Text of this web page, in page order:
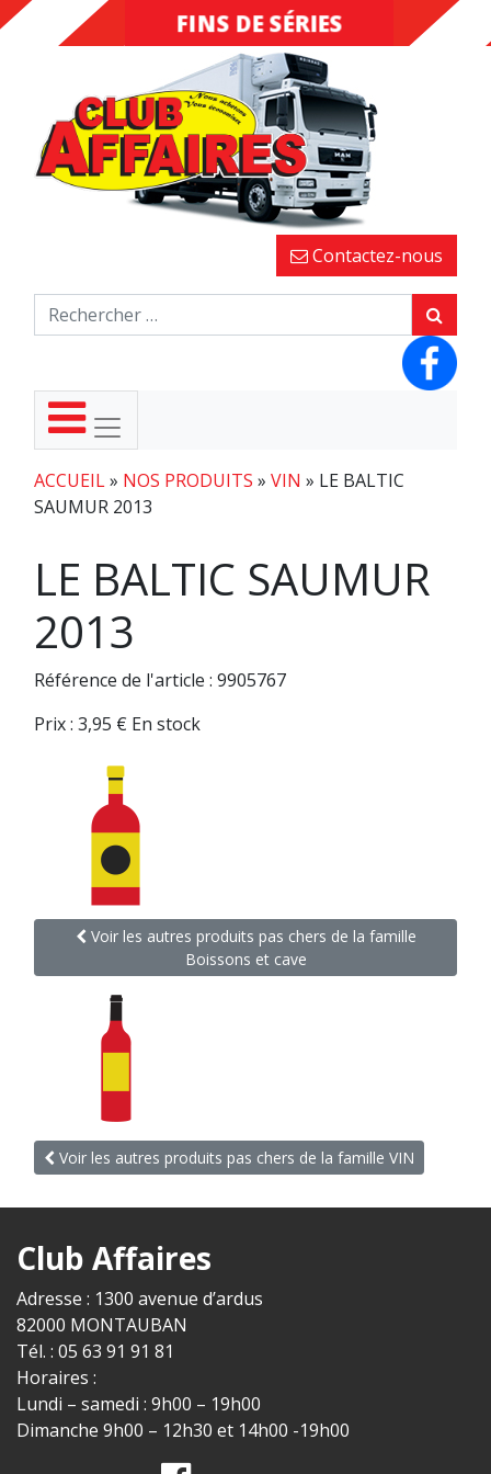
DESTOCKAGE
FINS DE SÉRIES
Contactez-nous
ACCUEIL» NOS PRODUITS » VIN » LE BALTIC
SAUMUR 2013
LE BALTIC SAUMUR
2013
Référence de l'article : 9905767
Prix : 3,95 € En stock
Voir les autres produits pas chers de la famille
Boissons et cave
Voir les autres produits pas chers de la famille VIN
Club Affaires
Adresse : 1300 avenue d’ardus
82000 MONTAUBAN
Tél. : 05 63 91 91 81
Horaires :
Lundi – samedi : 9h00 – 19h00
Dimanche 9h00 – 12h30 et 14h00 -19h00